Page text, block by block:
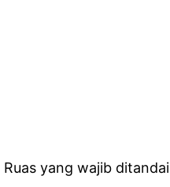
Ruas yang wajib ditandai